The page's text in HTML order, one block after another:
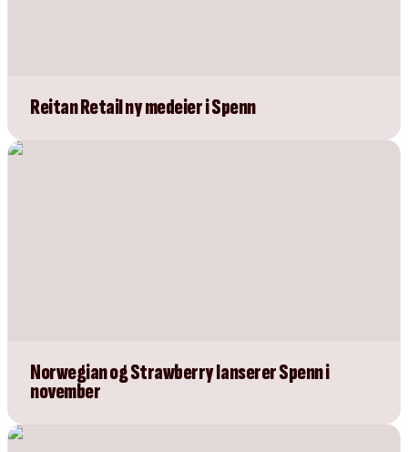
Reitan Retail ny medeier i Spenn
Norwegian og Strawberry lanserer Spenn i
november